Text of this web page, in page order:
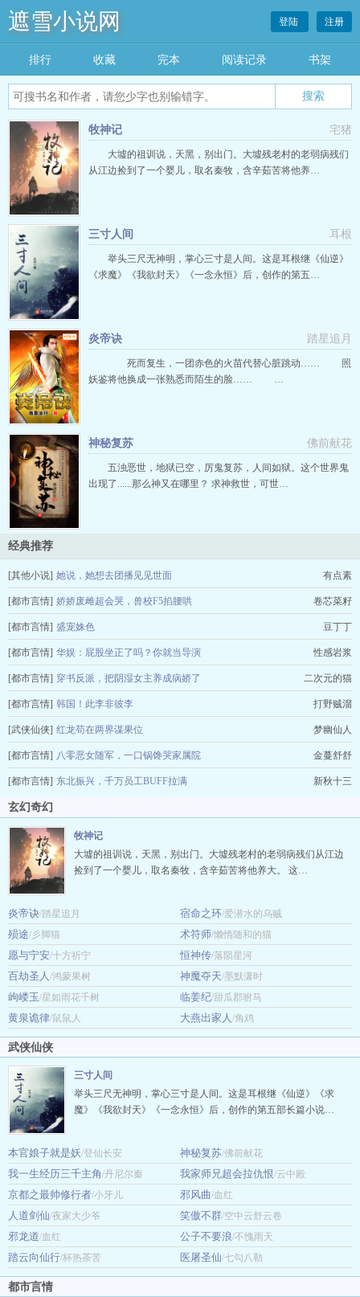
遮雪小说网 登陆 注册
排行 收藏 完本 阅读记录 书架
宅猪
牧神记
大墟的祖训说，天黑，别出门。大墟残老村的老弱病残们
从江边捡到了一个婴儿，取名秦牧，含辛茹苦将他养…
耳根
三寸人间
举头三尺无神明，掌心三寸是人间。这是耳根继《仙逆》
《求魔》《我欲封天》《一念永恒》后，创作的第五…
踏星追月
炎帝诀
死而复生，一团赤色的火苗代替心脏跳动…… 照
妖鉴将他换成一张熟悉而陌生的脸…… …
佛前献花
神秘复苏
五浊恶世，地狱已空，厉鬼复苏，人间如狱。这个世界鬼
出现了......那么神又在哪里？ 求神救世，可世…
经典推荐
[其他小说] 她说，她想去团播见见世面 有点素
[都市言情] 娇娇废雌超会哭，兽校F5掐腰哄 卷芯菜籽
[都市言情] 盛宠姝色 豆丁丁
[都市言情] 华娱：屁股坐正了吗？你就当导演 性感岩浆
[都市言情] 穿书反派，把阴湿女主养成病娇了 二次元的猫
[都市言情] 韩国！此李非彼李 打野贼溜
[武侠仙侠] 红龙苟在两界谋果位 梦幽仙人
[都市言情] 八零恶女随军，一口锅馋哭家属院 金蔓舒舒
[都市言情] 东北振兴，千万员工BUFF拉满 新秋十三
玄幻奇幻
牧神记
大墟的祖训说，天黑，别出门。大墟残老村的老弱病残们从江边
捡到了一个婴儿，取名秦牧，含辛茹苦将他养大。 这…
炎帝诀/踏星追月 宿命之环/爱潜水的乌贼
殒途/彡脚猫 术符师/懒惰随和的猫
愿与宁安/十方祈宁 恒神传/落陨星河
百劫圣人/鸿蒙果树 神魔夺天/墨默潇时
岣嵝玉/星如雨花千树 临姜纪/甜瓜郡驸马
黄泉诡律/鼠鼠人 大燕出家人/角鸡
武侠仙侠
三寸人间
举头三尺无神明，掌心三寸是人间。这是耳根继《仙逆》《求
魔》《我欲封天》《一念永恒》后，创作的第五部长篇小说…
本官娘子就是妖/登仙长安 神秘复苏/佛前献花
我一生经历三千主角/丹尼尔秦 我家师兄超会拉仇恨/云中殿
京都之最帅修行者/小牙儿 邪风曲/血红
人道剑仙/夜家大少爷 笑傲不群/空中云舒云卷
邪龙道/血红 公子不要浪/不愧雨天
踏云向仙行/杯热茶苦 医屠圣仙/七勾八勒
都市言情